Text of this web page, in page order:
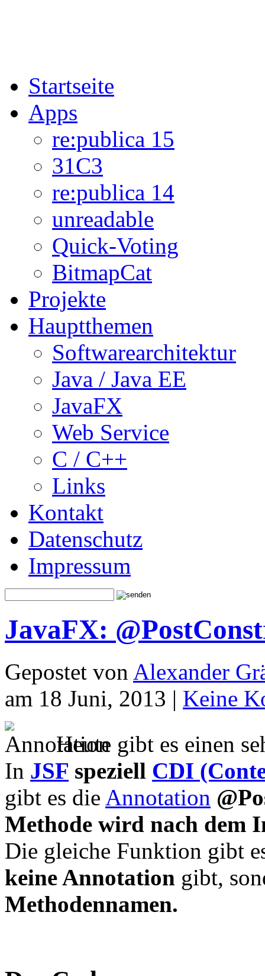
Startseite
Apps
re:publica 15
31C3
re:publica 14
unreadable
Quick-Voting
BitmapCat
Projekte
Hauptthemen
Softwarearchitektur
Java / Java EE
JavaFX
Web Service
C / C++
Links
Kontakt
Datenschutz
Impressum
JavaFX:
Gepostet von Alexander
am 18 Juni, 2013 | Keine
Heute gibt es einen
In JSF speziell CDI
gibt es die Annotation
Methode wird nach dem
Die gleiche Funktion gibt
keine Annotation gibt,
Methodennamen.